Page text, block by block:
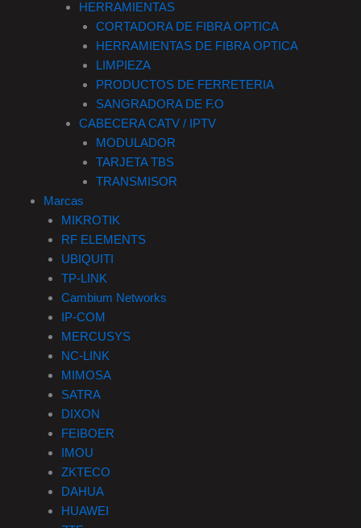
HERRAMIENTAS
CORTADORA DE FIBRA OPTICA
HERRAMIENTAS DE FIBRA OPTICA
LIMPIEZA
PRODUCTOS DE FERRETERIA
SANGRADORA DE F.O
CABECERA CATV / IPTV
MODULADOR
TARJETA TBS
TRANSMISOR
Marcas
MIKROTIK
RF ELEMENTS
UBIQUITI
TP-LINK
Cambium Networks
IP-COM
MERCUSYS
NC-LINK
MIMOSA
SATRA
DIXON
FEIBOER
IMOU
ZKTECO
DAHUA
HUAWEI